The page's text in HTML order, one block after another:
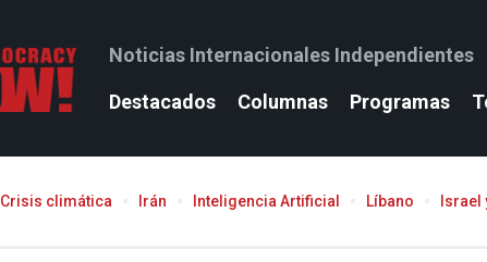
Noticias Internacionales Independientes
Destacados Columnas Programas
Crisis climática Irán Inteligencia Artificial Líbano Israel